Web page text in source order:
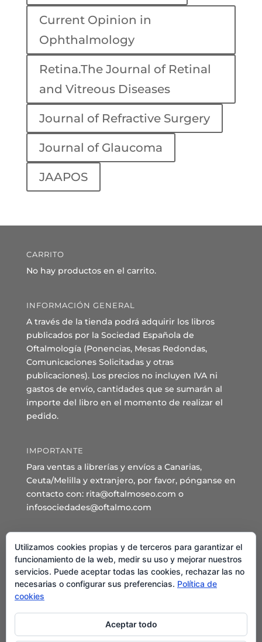
Current Opinion in
Ophthalmology
Retina.The Journal of Retinal
and Vitreous Diseases
Journal of Refractive Surgery
Journal of Glaucoma
JAAPOS
CARRITO
No hay productos en el carrito.
INFORMACIÓN GENERAL
A través de la tienda podrá adquirir los libros
publicados por la Sociedad Española de
Oftalmología (Ponencias, Mesas Redondas,
Comunicaciones Solicitadas y otras
publicaciones). Los precios no incluyen IVA ni
gastos de envío, cantidades que se sumarán al
importe del libro en el momento de realizar el
pedido.
IMPORTANTE
Para ventas a librerías y envíos a Canarias,
Ceuta/Melilla y extranjero, por favor, pónganse en
contacto con: rita@oftalmoseo.com o
infosociedades@oftalmo.com
Sede Administrativa y Secretaría General
C/ Arcipreste de Hita 14 – 1º Derecha.
28015 – Madrid
Teléfono: 91 544 80 35 - 91 544 58 79
Mail:
Utilizamos cookies propias y de terceros para garantizar el
funcionamiento de la web, medir su uso y mejorar nuestros
servicios. Puede aceptar todas las cookies, rechazar las no
necesarias o configurar sus preferencias. Política de
cookies
Aceptar todo